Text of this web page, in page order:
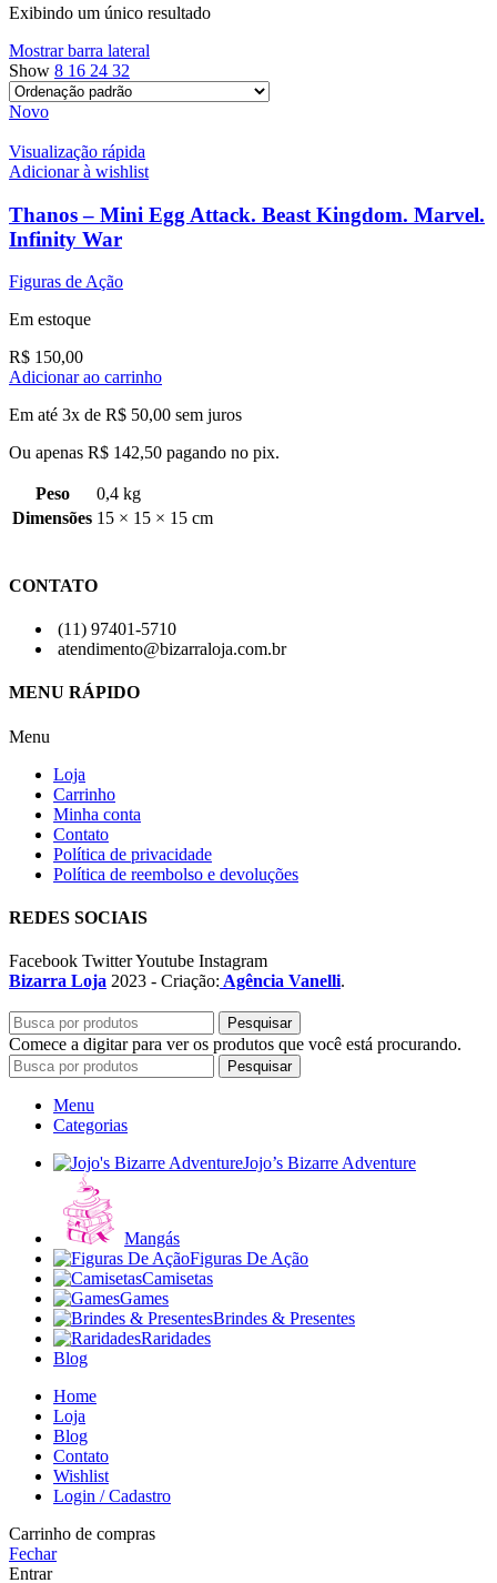
Exibindo um único resultado
Mostrar barra lateral
Show 8 16 24 32
Novo
Visualização rápida
Adicionar à wishlist
Thanos – Mini Egg Attack. Beast Kingdom. Marvel.
Infinity War
Figuras de Ação
Em estoque
R$ 150,00
Adicionar ao carrinho
Em até 3x de R$ 50,00 sem juros
Ou apenas R$ 142,50 pagando no pix.
Peso
0,4 kg
Dimensões 15 × 15 × 15 cm
CONTATO
(11) 97401-5710
atendimento@bizarraloja.com.br
MENU RÁPIDO
Menu
Loja
Carrinho
Minha conta
Contato
Política de privacidade
Política de reembolso e devoluções
REDES SOCIAIS
Facebook TwitterYoutube Instagram
Bizarra Loja 2023 - Criação: Agência Vanelli.
Pesquisar
Comece a digitar para ver os produtos que você está procurando.
Pesquisar
Menu
Categorias
Jojo’s Bizarre Adventure
Mangás
Figuras De Ação
Camisetas
Games
Brindes & Presentes
Raridades
Blog
Home
Loja
Blog
Contato
Wishlist
Login / Cadastro
Carrinho de compras
Fechar
Entrar